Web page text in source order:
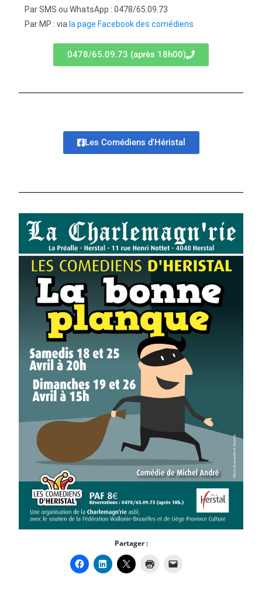
Par SMS ou WhatsApp : 0478/65.09.73
Par MP : via la page Facebook des comédiens
0478/65.09.73 (après 18h00)
Les Comédiens d'Héristal
Partager :